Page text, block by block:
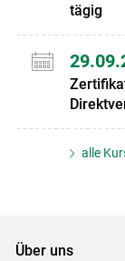
tägig
alle
Über uns